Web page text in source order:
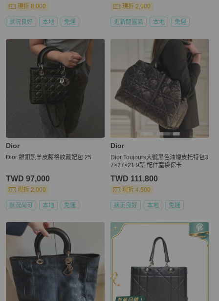
現折 8,000
狀況良好 本地 免運
現折 2,000
近新閒置品 本地 免運
Dior
Dior 銀釦黑羊皮藤格紋戴妃包 25
TWD 97,000
現折 2,000
狀況尚可 本地 免運
Dior
Dior Toujours大號黑色油蠟皮托特包3
7×27×21 9新 配件塵袋保卡
TWD 111,800
現折 4,500
狀況良好 本地 免運